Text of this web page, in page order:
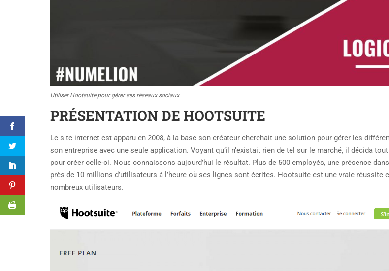
Utiliser Hootsuite pour gérer ses réseaux sociaux
PRÉSENTATION DE HOOTSUITE
Le site internet est apparu en 2008, à la base son créateur cherchait une solution pour gérer les
son entreprise avec une seule application. Voyant qu’il n’existait rien de tel sur le marché, il décida
pour créer celle-ci. Nous connaissons aujourd’hui le résultat. Plus de 500 employés, une présence
près de 10 millions d’utilisateurs à l’heure où ses lignes sont écrites. Hootsuite est une vraie réussite
nombreux utilisateurs.